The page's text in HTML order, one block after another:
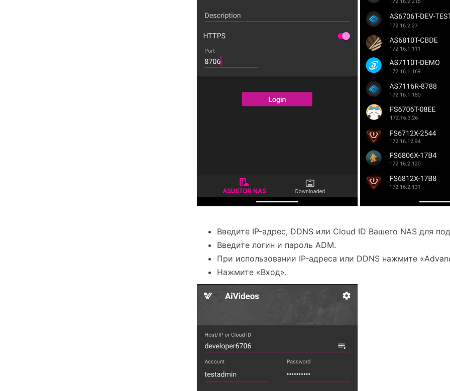
Введите IP-адрес, DDNS или Cloud ID Вашего NAS для
Введите логин и пароль ADM.
При использовании IP-адреса или DDNS нажмите
Нажмите «Вход».